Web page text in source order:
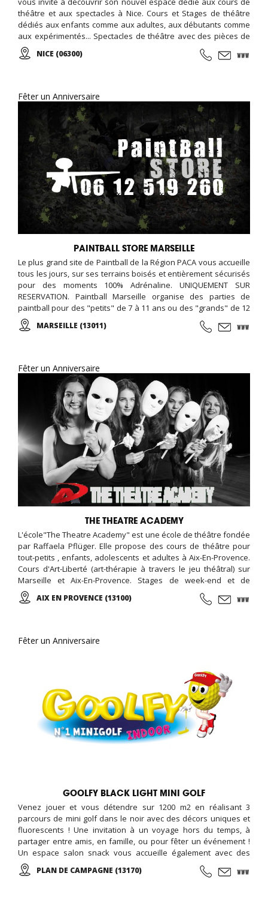
théâtre et aux spectacles à Nice. Cours et Stages de théâtre
dédiés aux enfants comme aux adultes, aux débutants comme
aux expérimentés... Spectacles de théâtre avec des pièces de
théâtre classique et contemporain...
NICE (06300)
Fêter un Anniversaire
PAINTBALL STORE MARSEILLE
Le plus grand site de Paintball de la Région PACA vous accueille
tous les jours, sur ses terrains boisés et entièrement sécurisés
pour des moments 100% Adrénaline. UNIQUEMENT SUR
RESERVATION. Paintball Marseille organise des parties de
paintball pour des "petits" de 7 à 11 ans ou des "grands" de 12
ans et plus...
MARSEILLE (13011)
Fêter un Anniversaire
THE THEATRE ACADEMY
L'école"The Theatre Academy" est une école de théâtre fondée
par Raffaela Pflüger. Elle propose des cours de théâtre pour
tout-petits , enfants, adolescents et adultes à Aix-En-Provence.
Cours d'Art-Liberté (art-thérapie à travers le jeu théâtral) sur
Marseille et Aix-En-Provence. Stages de week-end et de
vacances pour toute tranche d'âge dans la région PACA. Nous
proposons des cours et des stages de qualité par des
AIX EN PROVENCE (13100)
Fêter un Anniversaire
GOOLFY BLACK LIGHT MINI GOLF
Venez jouer et vous détendre sur 1200 m2 en réalisant 3
parcours de mini golf dans le noir avec des décors uniques et
fluorescents ! Une invitation à un voyage hors du temps, à
partager entre amis, en famille, ou pour fêter un événement !
Un espace salon snack vous accueille également avec des
boissons, confiseries, desserts, crêpes, tapas et cocktails ...
Tous les vendredis de 18h00 à 20h00 SOIREES ADOS (12-17ans)
PLAN DE CAMPAGNE (13170)